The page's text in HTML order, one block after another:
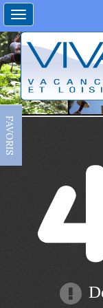
Toggle
navigation
FAVORIS